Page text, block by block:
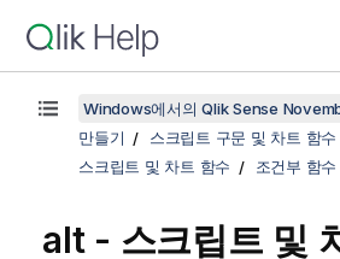
Windows에서의 Qlik Sense
만들기
스크립트 구문 및 차트 함수
스크립트 및 차트 함수
조건부 함수
alt - 스크립트 및